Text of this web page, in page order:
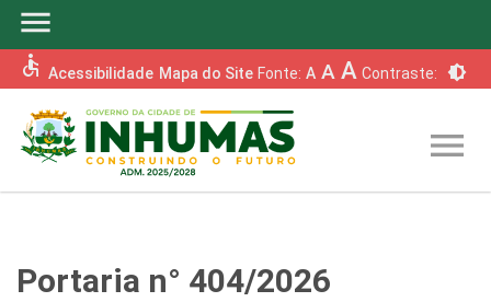
menu
accessible Acessibilidade Mapa do Site Fonte: A A A Contraste: brightness_6
menu
Portaria n° 404/2026